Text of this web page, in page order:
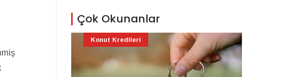
Çok Okunanlar
Konut Kredileri